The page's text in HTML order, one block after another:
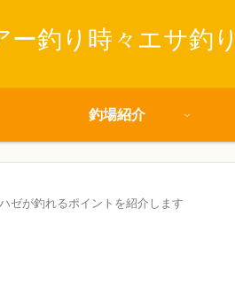
ー釣り時々エサ釣
釣場紹介
ゼが釣れるポイントを紹介します